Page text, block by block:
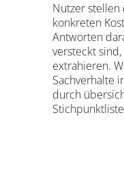
Nutzer stellen
konkreten
Antworten
versteckt
extrahieren.
Sachverhalte
durch